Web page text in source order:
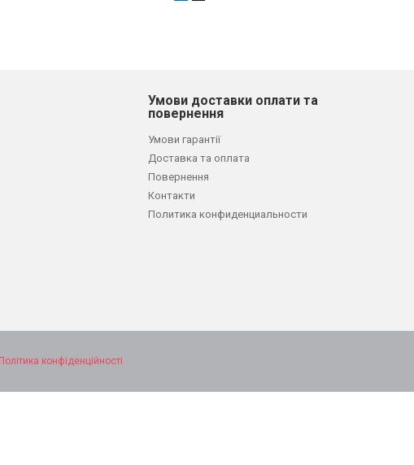
Умови доставки оплати та
повернення
Умови гарантії
Доставка та оплата
Повернення
Контакти
Политика конфиденциальности
Політика конфіденційності